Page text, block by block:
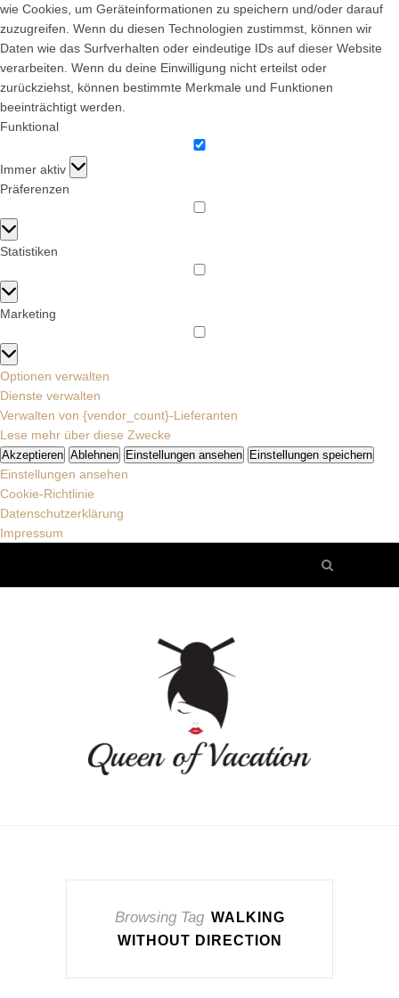
wie Cookies, um Geräteinformationen zu speichern und/oder darauf
zuzugreifen. Wenn du diesen Technologien zustimmst, können wir
Daten wie das Surfverhalten oder eindeutige IDs auf dieser Website
verarbeiten. Wenn du deine Einwilligung nicht erteilst oder
zurückziehst, können bestimmte Merkmale und Funktionen
beeinträchtigt werden.
Funktional
Funktional
Immer aktiv
Präferenzen
Präferenzen
Statistiken
Statistiken
Marketing
Marketing
Optionen verwalten
Dienste verwalten
Verwalten von {vendor_count}-Lieferanten
Lese mehr über diese Zwecke
Akzeptieren Ablehnen Einstellungen ansehen Einstellungen speichern
Einstellungen ansehen
Cookie-Richtlinie
Datenschutzerklärung
Impressum
Browsing Tag WALKING
WITHOUT DIRECTION